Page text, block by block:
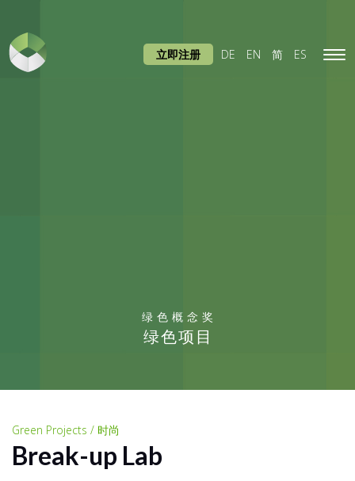
绿色概念奖
绿色项目
立即注册 DE EN 简 ES
Green Projects / 时尚
Break-up Lab